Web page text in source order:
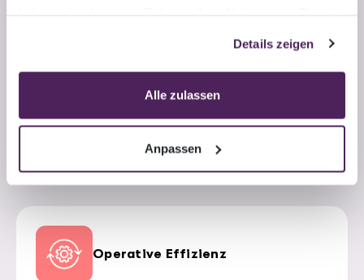
Details zeigen
Alle zulassen
Anpassen
Langfristige Beziehungen stärken durch Post-
Purchase-Kommunikation, Loyalty-Programme und
Operative Effizienz